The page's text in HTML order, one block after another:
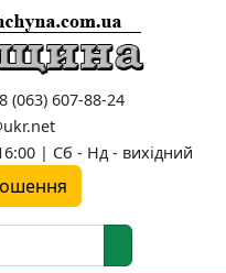
(063) 607-88-24
| Сб - Нд - вихідний